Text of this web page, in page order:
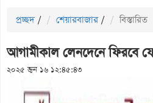
প্রচ্ছদ / শেয়ারবাজার / বিস্তারিত
আগামীকাল লেনদেনে ফিরবে
২০২৫ জুন ১৬ ১২:৪৫:৪৩